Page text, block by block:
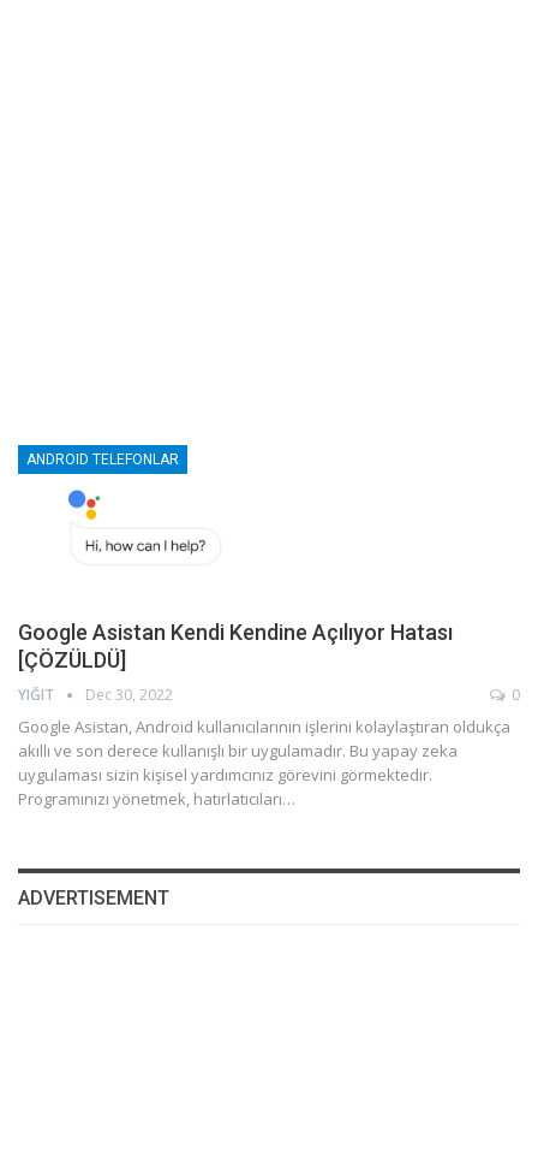
ANDROID TELEFONLAR
Google Asistan Kendi Kendine Açılıyor Hatası
[ÇÖZÜLDÜ]
YIĞIT Dec 30, 2022 0
Google Asistan, Android kullanıcılarının işlerini kolaylaştıran oldukça
akıllı ve son derece kullanışlı bir uygulamadır. Bu yapay zeka
uygulaması sizin kişisel yardımcınız görevini görmektedir.
Programınızı yönetmek, hatırlatıcıları…
ADVERTISEMENT